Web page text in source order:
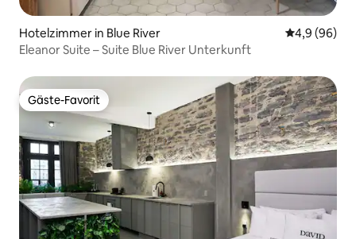
Hotelzimmer in Blue River
4,9 (96)
Eleanor Suite – Suite Blue River Unterkunft
Gäste-Favorit
Gäste-Favorit